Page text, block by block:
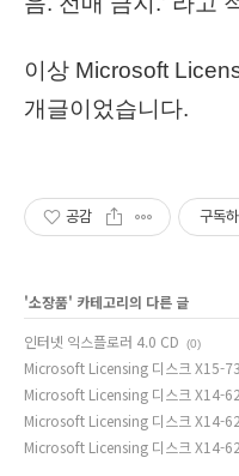
이상 Microsoft
개글이었습니다.
공감 구독하
'소장품' 카테고리의 다른 글
인터넷 익스플로러 4.0 CD
(0)
Microsoft Licensing 디스크 X15-
Microsoft Licensing 디스크 X14-
Microsoft Licensing 디스크 X14-
Microsoft Licensing 디스크 X14-